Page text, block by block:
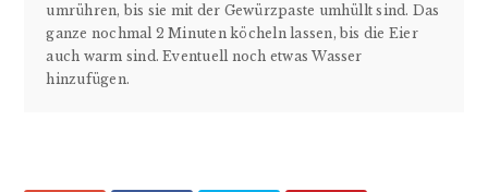
umrühren, bis sie mit der Gewürzpaste umhüllt sind. Das
ganze nochmal 2 Minuten köcheln lassen, bis die Eier
auch warm sind. Eventuell noch etwas Wasser
hinzufügen.